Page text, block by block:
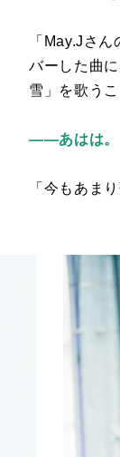
「 May.J さん
バーした曲
雪」を歌う
――あはは。
「今もあま